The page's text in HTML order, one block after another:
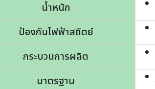
น้ำหนัก
ป้องกันไฟฟ้าสถิตย์
กระบวนการผลิต
มาตรฐาน